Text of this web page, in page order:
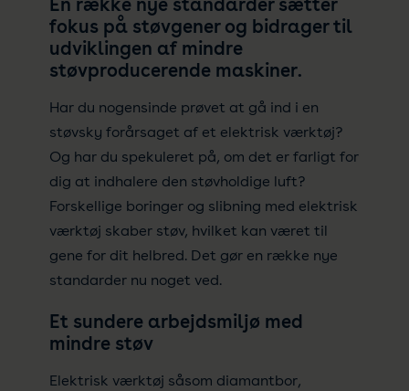
En række nye standarder sætter
fokus på støvgener og bidrager til
udviklingen af mindre
støvproducerende maskiner.
Har du nogensinde prøvet at gå ind i en
støvsky forårsaget af et elektrisk værktøj?
Og har du spekuleret på, om det er farligt for
dig at indhalere den støvholdige luft?
Forskellige boringer og slibning med elektrisk
værktøj skaber støv, hvilket kan været til
gene for dit helbred. Det gør en række nye
standarder nu noget ved.
Et sundere arbejdsmiljø med
mindre støv
Elektrisk værktøj såsom diamantbor,